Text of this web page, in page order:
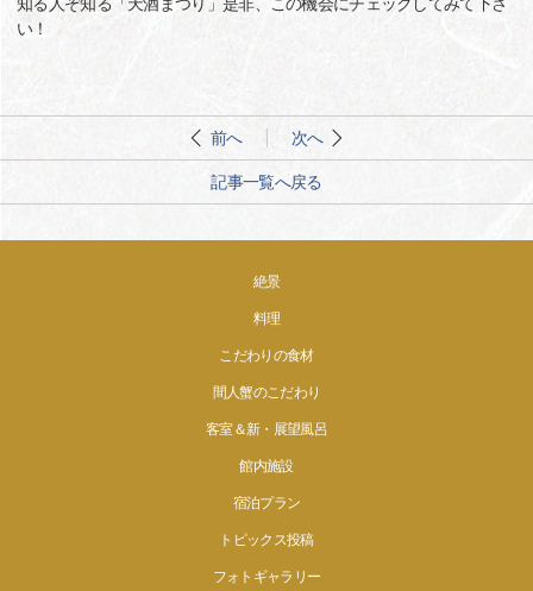
い！
前へ 次へ
記事一覧へ戻る
絶景
料理
こだわりの食材
間人蟹のこだわり
客室＆新・展望風呂
館内施設
宿泊プラン
トピックス投稿
フォトギャラリー